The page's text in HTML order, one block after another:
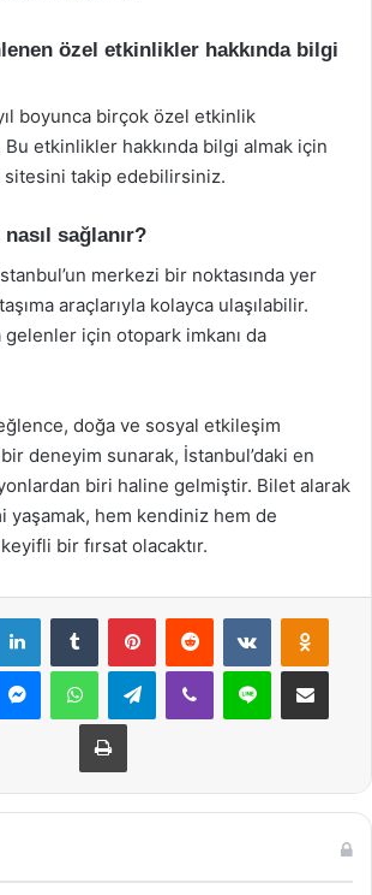
özel etkinlikler hakkında bilgi
boyunca birçok özel etkinlik
etkinlikler hakkında bilgi almak için
sitesini takip edebilirsiniz.
sağlanır?
merkezi bir noktasında yer
araçlarıyla kolayca ulaşılabilir.
gelenler için otopark imkanı da
doğa ve sosyal etkileşim
deneyim sunarak, İstanbul’daki en
biri haline gelmiştir. Bilet alarak
yaşamak, hem kendiniz hem de
bir fırsat olacaktır.
LinkedInTumblr PinterestReddit VKontakte
MessengerWhatsAppTelegramViber Line E-Posta ile
Yazdır